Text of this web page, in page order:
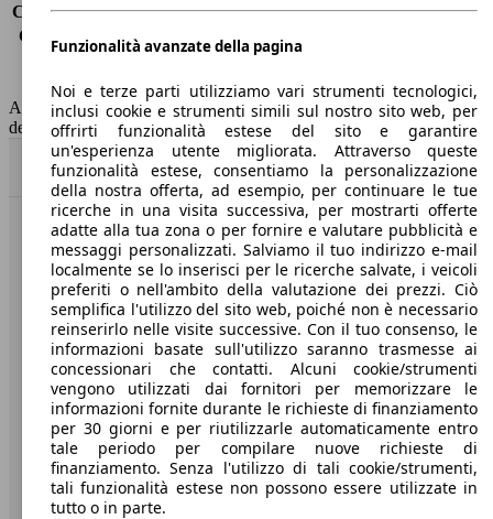
Consumo (extra-urbano) 5.3 l/100km
Consumo (combinato)*
6.1 l/100km
Capacità del serbatoio
60 l
AutoScout24 non si assume alcuna responsabilità per la correttezza
dei dati.
Torna su
Benvenuti su AutoScout24, il mercato auto europeo.
Società
A proposito di AutoScout24
Stampa
Media
Condizioni generali
Informazioni
Funzionalità avanzate della pagina
Noi e terze parti utilizziamo vari strumenti tecnologici,
inclusi cookie e strumenti simili sul nostro sito web, per
offrirti funzionalità estese del sito e garantire
un'esperienza utente migliorata. Attraverso queste
funzionalità estese, consentiamo la personalizzazione
della nostra offerta, ad esempio, per continuare le tue
ricerche in una visita successiva, per mostrarti offerte
adatte alla tua zona o per fornire e valutare pubblicità e
messaggi personalizzati. Salviamo il tuo indirizzo e-mail
localmente se lo inserisci per le ricerche salvate, i veicoli
preferiti o nell'ambito della valutazione dei prezzi. Ciò
semplifica l'utilizzo del sito web, poiché non è necessario
reinserirlo nelle visite successive. Con il tuo consenso, le
informazioni basate sull'utilizzo saranno trasmesse ai
concessionari che contatti. Alcuni cookie/strumenti
vengono utilizzati dai fornitori per memorizzare le
informazioni fornite durante le richieste di finanziamento
per 30 giorni e per riutilizzarle automaticamente entro
tale periodo per compilare nuove richieste di
finanziamento. Senza l'utilizzo di tali cookie/strumenti,
tali funzionalità estese non possono essere utilizzate in
tutto o in parte.